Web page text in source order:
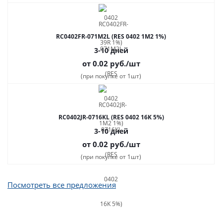
RC0402FR-071M2L (RES 0402 1M2 1%)
3-10 дней
от 0.02 руб./шт
(при покупке от 1шт)
RC0402JR-0716KL (RES 0402 16K 5%)
3-10 дней
от 0.02 руб./шт
(при покупке от 1шт)
Посмотреть все предложения